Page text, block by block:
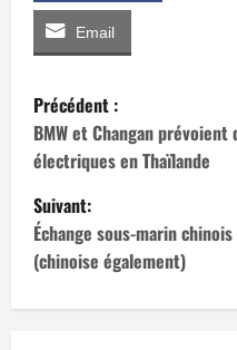
Email
N
a
v
i
g
Précédent :
BMW et Changan
électriques en Thaïlande
Suivant:
Échange sous-marin
(chinoise également)